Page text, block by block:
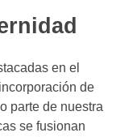
en el
de
parte de nuestra
se fusionan